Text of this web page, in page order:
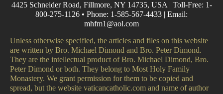
4425 Schneider Road, Fillmore, NY 14735, USA | Toll-Free: 1-
800-275-1126 • Phone: 1-585-567-4433 | Email:
mhfm1@aol.com
Unless otherwise specified, the articles and files on this website
are written by Bro. Michael Dimond and Bro. Peter Dimond.
They are the intellectual product of Bro. Michael Dimond, Bro.
Peter Dimond or both. They belong to Most Holy Family
Monastery. We grant permission for them to be copied and
spread, but the website vaticancatholic.com and name of author